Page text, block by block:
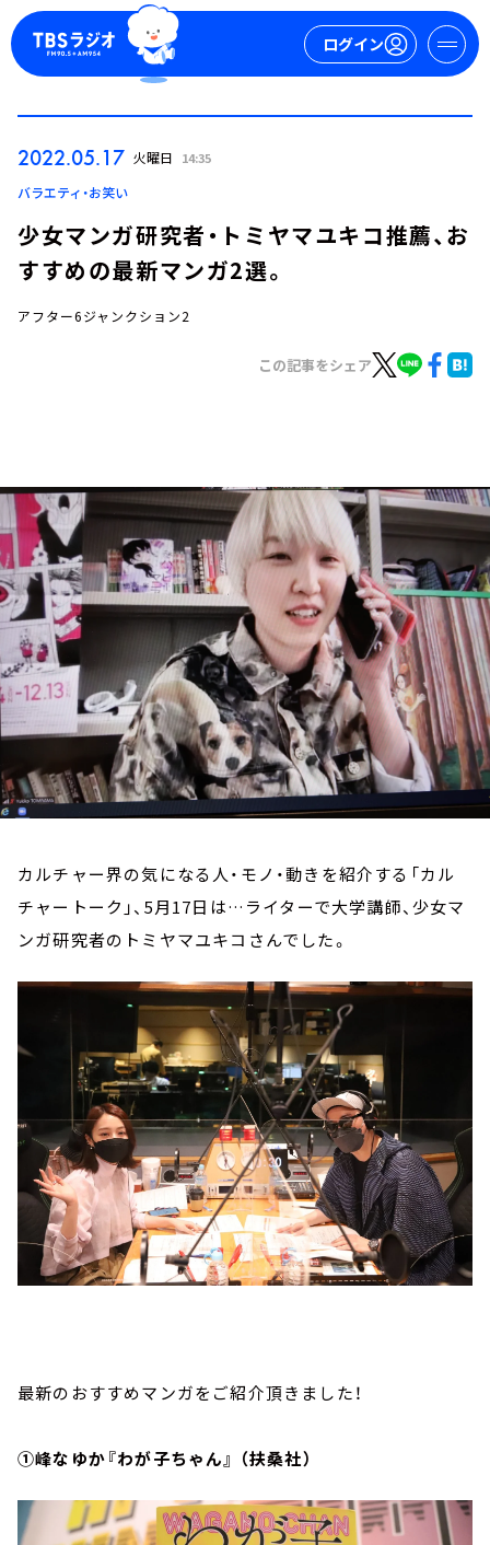
ログイン
ログイン
お知らせ
イベント・グッズ
YouTube
会社情報
2022.05.17 火曜日 14:35
バラエティ・お笑い
少女マンガ研究者・トミヤマユキコ推薦、お
すすめの最新マンガ2選。
アフター6ジャンクション2
この記事をシェア
カルチャー界の気になる人・モノ・動きを紹介する「カル
チャートーク」、5月17日は…ライターで大学講師、少女マ
ンガ研究者のトミヤマユキコさんでした。
最新のおすすめマンガをご紹介頂きました！
①峰なゆか『わが子ちゃん』 （扶桑社）